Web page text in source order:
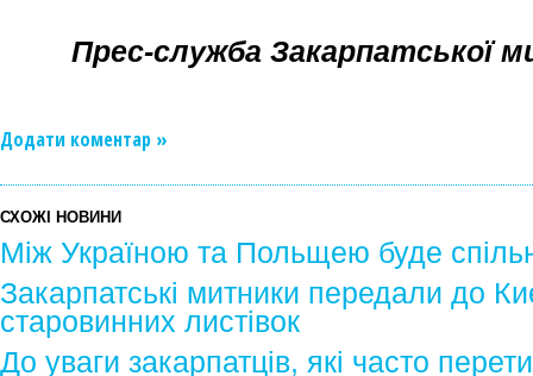
Прес-служба Закарпатської
Додати коментар »
СХОЖІ НОВИНИ
Між Україною та Польщею буде
Закарпатські митники передали до
старовинних листівок
До уваги закарпатців, які часто